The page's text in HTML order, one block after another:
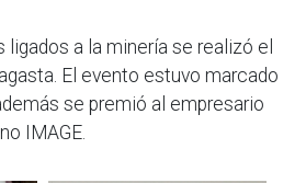
a la minería se realizó el
El evento estuvo marcado
se premió al empresario
IMAGE.